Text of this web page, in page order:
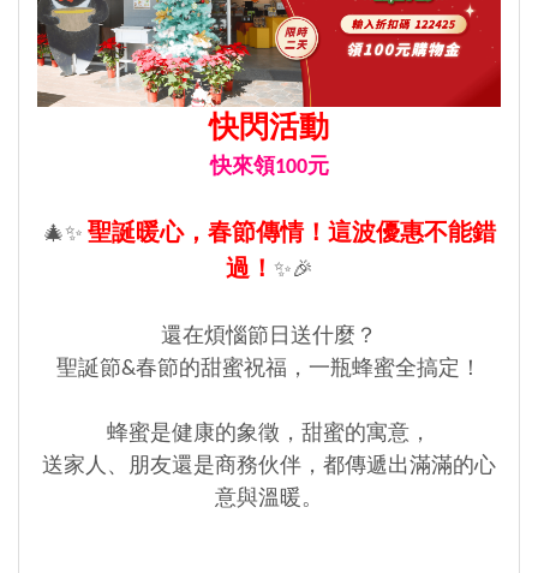
快閃活動
快來領100元
🎄✨ 聖誕暖心，春節傳情！這波優惠不能錯
過！ ✨🎉
還在煩惱節日送什麼？
聖誕節&春節的甜蜜祝福，一瓶蜂蜜全搞定！
蜂蜜是健康的象徵，甜蜜的寓意，
送家人、朋友還是商務伙伴，都傳遞出滿滿的心
意與溫暖。